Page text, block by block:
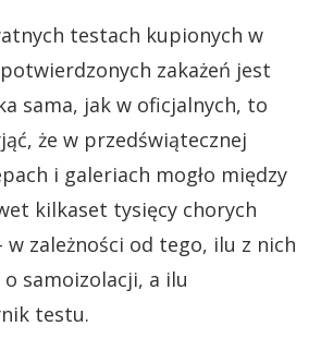
testach kupionych w
zakażeń jest
sama, jak w oficjalnych, to
że w przedświątecznej
i galeriach mogło między
kilkaset tysięcy chorych
zależności od tego, ilu z nich
o samoizolacji, a ilu
testu.